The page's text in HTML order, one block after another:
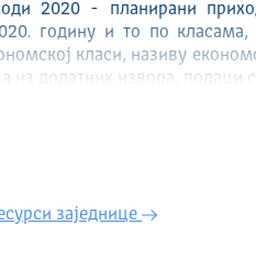
2020 - планирани
годину и то по класама,
класи, називу
из додатних извора, подаци
заједнице